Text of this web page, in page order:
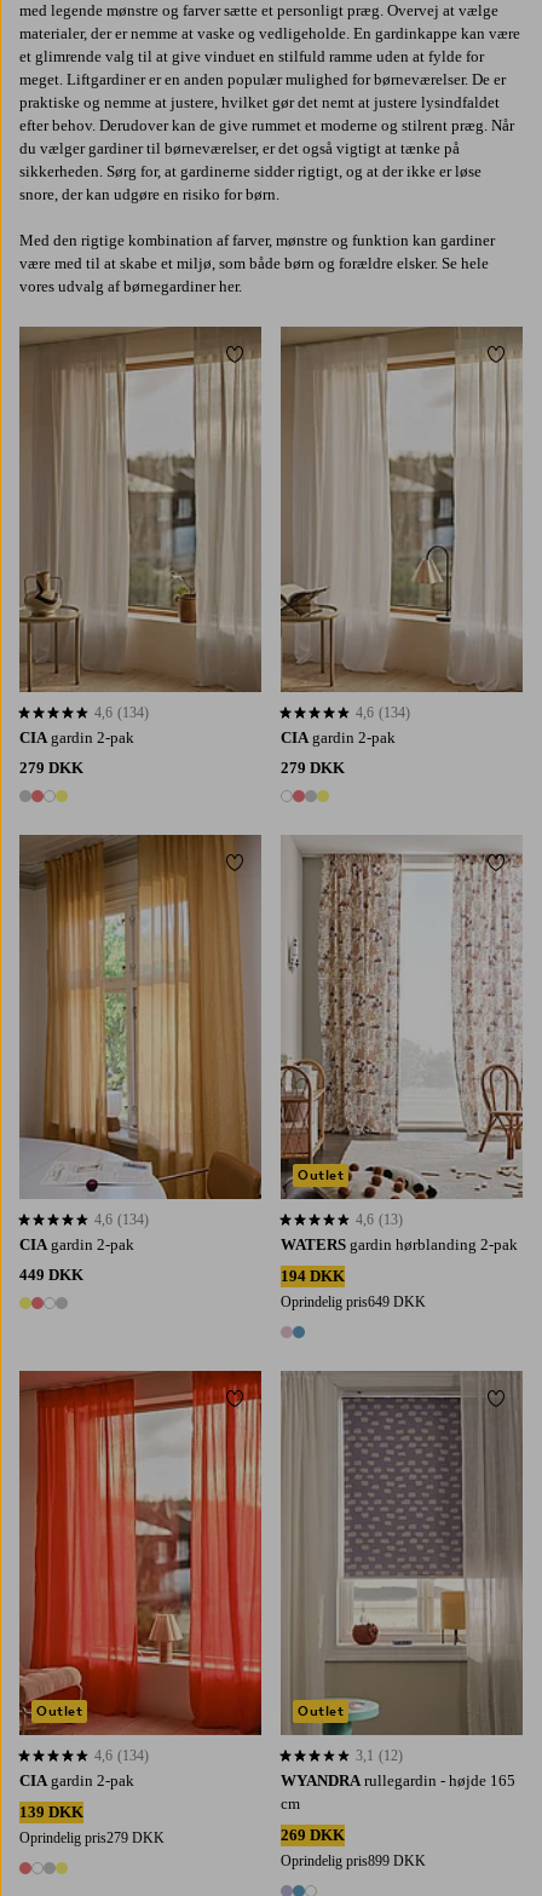
med legende mønstre og farver sætte et personligt præg. Overvej at vælge
materialer, der er nemme at vaske og vedligeholde. En gardinkappe kan være
et glimrende valg til at give vinduet en stilfuld ramme uden at fylde for
meget. Liftgardiner er en anden populær mulighed for børneværelser. De er
praktiske og nemme at justere, hvilket gør det nemt at justere lysindfaldet
efter behov. Derudover kan de give rummet et moderne og stilrent præg. Når
du vælger gardiner til børneværelser, er det også vigtigt at tænke på
sikkerheden. Sørg for, at gardinerne sidder rigtigt, og at der ikke er løse
snore, der kan udgøre en risiko for børn.
Med den rigtige kombination af farver, mønstre og funktion kan gardiner
være med til at skabe et miljø, som både børn og forældre elsker. Se hele
vores udvalg af børnegardiner her.
CIA gardin 2-pak
279 DKK
4 farver
4,6 baseret på 134 bedømmelser
4,6 (134)
Tilføj til favoritter
CIA gardin 2-pak
279 DKK
4 farver
4,6 baseret på 134 bedømmelser
4,6 (134)
Tilføj
CIA gardin 2-pak
449 DKK
4 farver
4,6 baseret på 134 bedømmelser
4,6 (134)
Tilføj til favoritter
WATERS gardin hørblanding 2-pak
194 DKK
Oprindelig pris649 DKK
2 farver
4,6 baseret på 13 bedømmelser
4,6 (13)
Outlet
Tilføj
220250300
CIA gardin 2-pak
139 DKK
Oprindelig pris279 DKK
4 farver
4,6 baseret på 134 bedømmelser
4,6 (134)
Outlet
Tilføj til favoritter
WYANDRA rullegardin - højde 165
cm
269 DKK
Oprindelig pris899 DKK
3,1 baseret på 12 bedømmelser
3,1 (12)
Outlet
Tilføj
140160